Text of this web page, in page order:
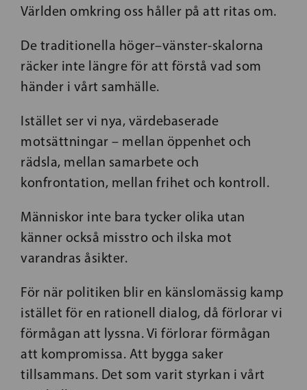
Världen omkring oss håller på att ritas om.
De traditionella höger–vänster-skalorna
räcker inte längre för att förstå vad som
händer i vårt samhälle.
Istället ser vi nya, värdebaserade
motsättningar – mellan öppenhet och
rädsla, mellan samarbete och
konfrontation, mellan frihet och kontroll.
Människor inte bara tycker olika utan
känner också misstro och ilska mot
varandras åsikter.
För när politiken blir en känslomässig kamp
istället för en rationell dialog, då förlorar vi
förmågan att lyssna. Vi förlorar förmågan
att kompromissa. Att bygga saker
tillsammans. Det som varit styrkan i vårt